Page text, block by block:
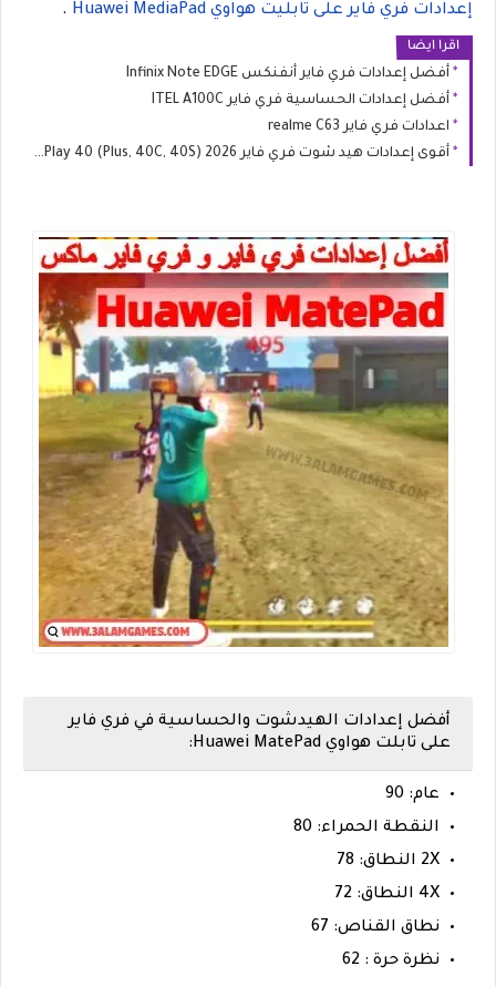
إعدادات فري فاير على تابليت هواوي Huawei MediaPad
.
اقرا ايضا
أفضل إعدادات فري فاير أنفنكس Infinix Note EDGE
أفضل إعدادات الحساسية فري فاير ITEL A100C
اعدادات فري فاير realme C63
أقوى إعدادات هيد شوت فري فاير 2026 HONOR Play 40 (Plus, 40C, 40S)
أفضل إعدادات الهيدشوت والحساسية في فري فاير
على تابلت هواوي Huawei MatePad:
عام: 90
النقطة الحمراء: 80
2X النطاق: 78
4X النطاق: 72
نطاق القناص: 67
نظرة حرة : 62